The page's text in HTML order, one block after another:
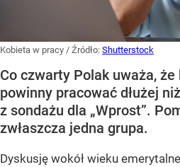
Kobieta w pracy / Źródło: Shutterstock
Co czwarty Polak uważa,
powinny pracować dłużej
z sondażu dla „Wprost”.
zwłaszcza jedna grupa.
Dyskusję wokół wieku